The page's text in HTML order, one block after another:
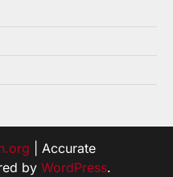
| Accurate
by WordPress.